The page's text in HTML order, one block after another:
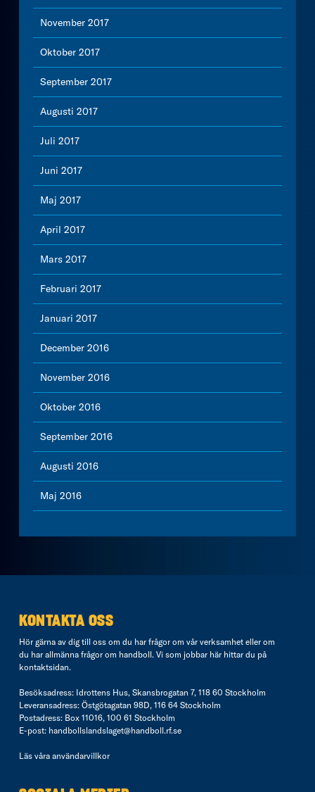
November 2017
Oktober 2017
September 2017
Augusti 2017
Juli 2017
Juni 2017
Maj 2017
April 2017
Mars 2017
Februari 2017
Januari 2017
December 2016
November 2016
Oktober 2016
September 2016
Augusti 2016
Maj 2016
KONTAKTA OSS
Hör gärna av dig till oss om du har frågor om vår verksamhet eller om
du har allmänna frågor om handboll. Vi som jobbar här hittar du på
kontaktsidan.
Besöksadress: Idrottens Hus, Skansbrogatan 7, 118 60 Stockholm
Leveransadress: Östgötagatan 98D, 116 64 Stockholm
Postadress: Box 11016, 100 61 Stockholm
E-post: handbollslandslaget@handboll.rf.se
Läs våra användarvillkor